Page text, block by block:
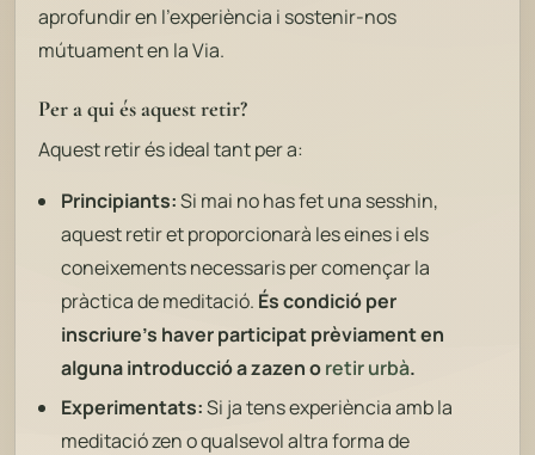
aprofundir en l'experiència i sostenir-nos
mútuament en la Via.
Per a qui és aquest retir?
Aquest retir és ideal tant per a:
Principiants:Si mai no has fet una sesshin,
aquest retir et proporcionarà les eines i els
coneixements necessaris per començar la
pràctica de meditació. És condició per
inscriure's haver participat prèviament en
alguna introducció a zazen oretir urbà.
Experimentats:Si ja tens experiència amb la
meditació zen o qualsevol altra forma de